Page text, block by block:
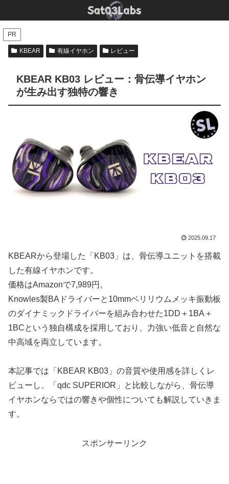
PR
KBEAR 有線イヤホン レビュー
KBEAR KB03 レビュー：骨伝導イヤホン
が生み出す独特の響き
2025.09.17
KBEARから登場した「KB03」は、骨伝導ユニットを搭載
した有線イヤホンです。
価格はAmazonで7,989円。
Knowles製BAドライバーと10mmベリリウムメッキ振動板
のダイナミックドライバーを組み合わせた1DD＋1BA＋
1BCという独自構成を採用しており、力強い低音と自然な
中高域を両立しています。
本記事では「KBEAR KB03」の音質や使用感を詳しくレ
ビューし、「qdc SUPERIOR」と比較しながら、骨伝導
イヤホンならではの響きや個性についても解説していきま
す。
スポンサーリンク